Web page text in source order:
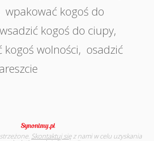
wpakować kogoś do
wsadzić kogoś do ciupy,
kogoś wolności, osadzić
Skontaktuj sięz nami w celu uzyskania